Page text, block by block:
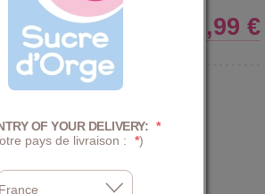
27,99 €
OF YOUR DELIVERY: *
pays de livraison :
*)